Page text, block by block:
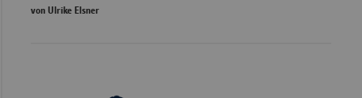
von Ulrike Elsner